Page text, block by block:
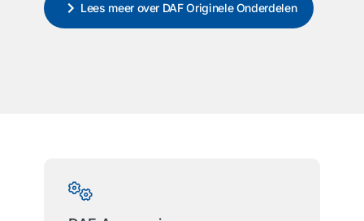
Lees meer over DAF Originele Onderdelen